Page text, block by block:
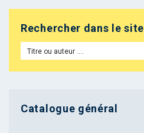
Rechercher dans le site
Catalogue général